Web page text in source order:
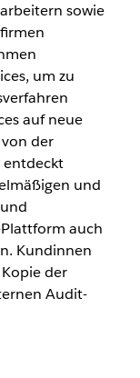
sowie
um zu
auf neue
der
entdeckt
und
auch
Kundinnen
der
Audit-